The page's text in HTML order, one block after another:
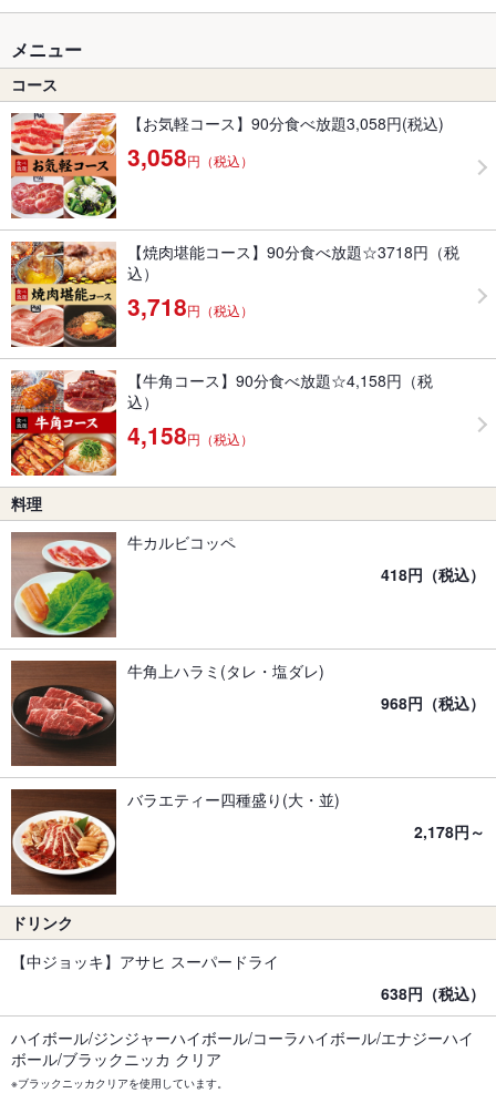
メニュー
コース
【お気軽コース】90分食べ放題3,058円(税込)
3,058円（税込）
【焼肉堪能コース】90分食べ放題☆3718円（税
込）
3,718円（税込）
【牛角コース】90分食べ放題☆4,158円（税
込）
4,158円（税込）
料理
牛カルビコッペ
418円（税込）
牛角上ハラミ(タレ・塩ダレ)
968円（税込）
バラエティー四種盛り(大・並)
2,178円～
ドリンク
【中ジョッキ】アサヒ スーパードライ
638円（税込）
ハイボール/ジンジャーハイボール/コーラハイボール/エナジーハイ
ボール/ブラックニッカ クリア
※ブラックニッカクリアを使用しています。